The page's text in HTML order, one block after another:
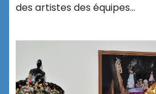
des artistes des équipes…